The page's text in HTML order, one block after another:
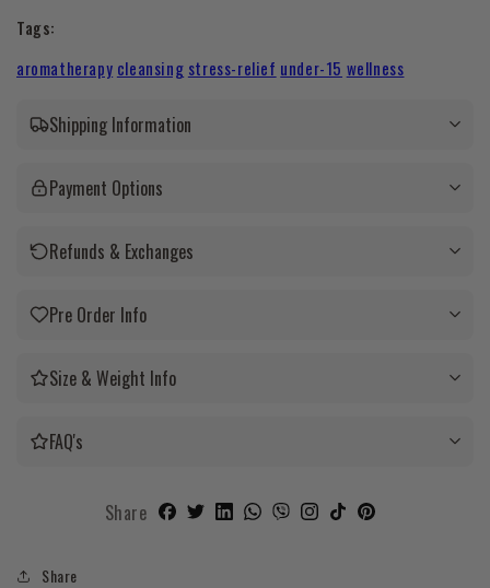
Tags:
aromatherapy cleansing stress-relief under-15 wellness
Shipping Information
Payment Options
Refunds & Exchanges
Pre Order Info
Size & Weight Info
FAQ's
Share
Share